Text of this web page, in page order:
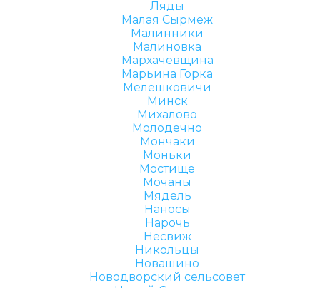
Ляды
Малая Сырмеж
Малинники
Малиновка
Мархачевщина
Марьина Горка
Мелешковичи
Минск
Михалово
Молодечно
Мончаки
Моньки
Мостище
Мочаны
Мядель
Наносы
Нарочь
Несвиж
Никольцы
Новашино
Новодворский сельсовет